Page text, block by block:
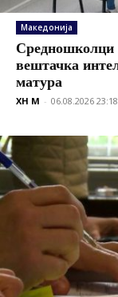
Македонија
Средношколци
вештачка
матура
XH M - 06.08.2026 23:18